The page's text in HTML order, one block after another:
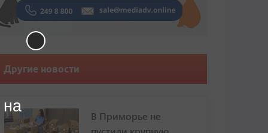
Другие новости
В Приморье не